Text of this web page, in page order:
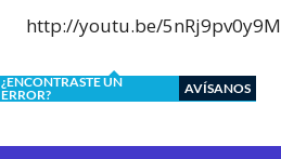
http://youtu.be/5nRj9pv0y9M
¿ENCONTRASTE UN
ERROR?
AVÍSANOS